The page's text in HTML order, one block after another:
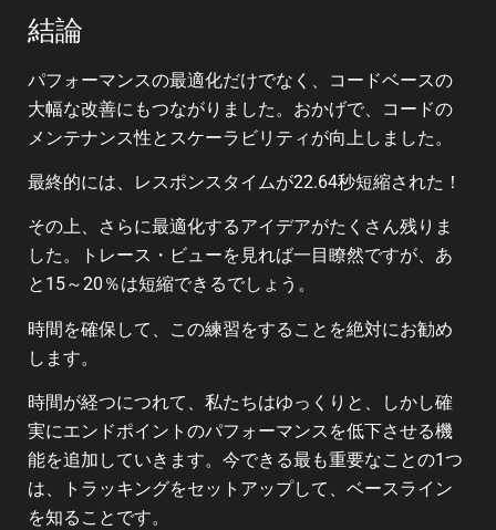
結論
パフォーマンスの最適化だけでなく、コードベースの
大幅な改善にもつながりました。おかげで、コードの
メンテナンス性とスケーラビリティが向上しました。
最終的には、レスポンスタイムが22.64秒短縮された！
その上、さらに最適化するアイデアがたくさん残りま
した。トレース・ビューを見れば一目瞭然ですが、あ
と15～20％は短縮できるでしょう。
時間を確保して、この練習をすることを絶対にお勧め
します。
時間が経つにつれて、私たちはゆっくりと、しかし確
実にエンドポイントのパフォーマンスを低下させる機
能を追加していきます。今できる最も重要なことの1つ
は、トラッキングをセットアップして、ベースライン
を知ることです。